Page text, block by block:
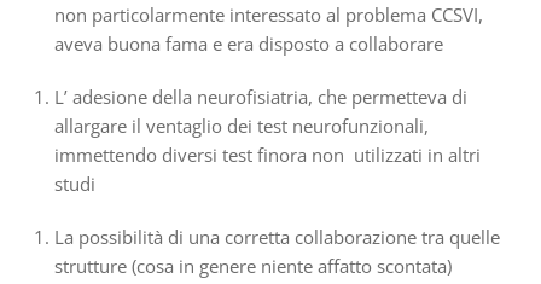
non particolarmente interessato al problema CCSVI,
aveva buona fama e era disposto a collaborare
L’ adesione della neurofisiatria, che permetteva di
allargare il ventaglio dei test neurofunzionali,
immettendo diversi test finora non utilizzati in altri
studi
La possibilità di una corretta collaborazione tra quelle
strutture (cosa in genere niente affatto scontata)